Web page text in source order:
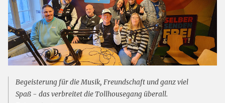
Begeisterung für die Musik, Freundschaft und ganz viel
Spaß - das verbreitet die Tollhousegang überall.